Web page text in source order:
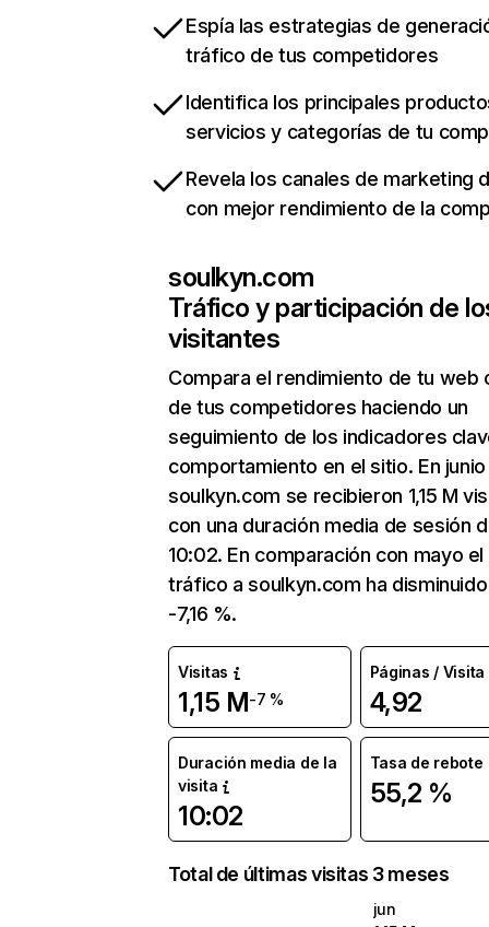
Espía las estrategias de
tráfico de tus competidores
Identifica los principales
servicios y categorías de tu
Revela los canales de marketing
con mejor rendimiento de la
soulkyn.com
Tráfico y participación de
visitantes
Compara el rendimiento de tu web
de tus competidores haciendo un
seguimiento de los indicadores
comportamiento en el sitio. En junio
soulkyn.com se recibieron 1,15 M
con una duración media de sesión
10:02. En comparación con mayo el
tráfico a soulkyn.com ha
-7,16 %.
Visitas
1,15 M-7 %
Páginas / Visita
4,92
Duración media de la
visita
10:02
Tasa de rebote
55,2 %
Total de últimas visitas 3 meses
jun